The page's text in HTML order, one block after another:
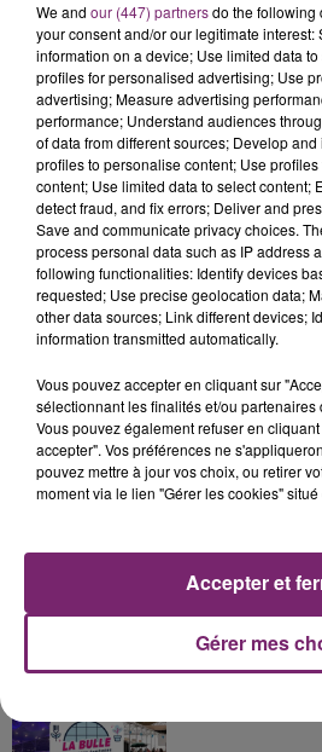
La Bulle -
de
We and our (447) partnersdo the following
your consent and/or our legitimate interest:
information on a device; Use limited data
profiles for personalised advertising; Use
advertising; Measure advertising
performance; Understand audiences
of data from different sources; Develop
profiles to personalise content; Use
content; Use limited data to select content;
detect fraud, and fix errors; Deliver and
Save and communicate privacy choices.
process personal data such as IP address
following functionalities: Identify devices
requested; Use precise geolocation data;
other data sources; Link different devices;
information transmitted automatically.
Vous pouvez accepter en cliquant sur
sélectionnant les finalités et/ou partenaires
Vous pouvez également refuser en
accepter". Vos préférences ne
pouvez mettre à jour vos choix, ou retirer
moment via le lien "Gérer les cookies"
Gérer mes
Accepter et